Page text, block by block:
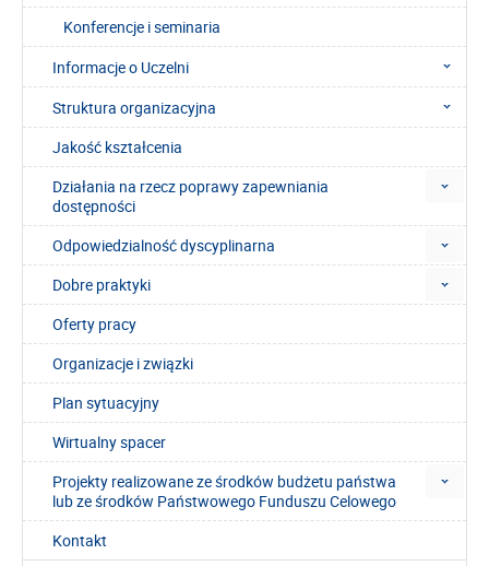
Konferencje i seminaria
Informacje o Uczelni
Struktura organizacyjna
Jakość kształcenia
Działania na rzecz poprawy zapewniania
dostępności
Odpowiedzialność dyscyplinarna
Dobre praktyki
Oferty pracy
Organizacje i związki
Plan sytuacyjny
Wirtualny spacer
Projekty realizowane ze środków budżetu państwa
lub ze środków Państwowego Funduszu Celowego
Kontakt